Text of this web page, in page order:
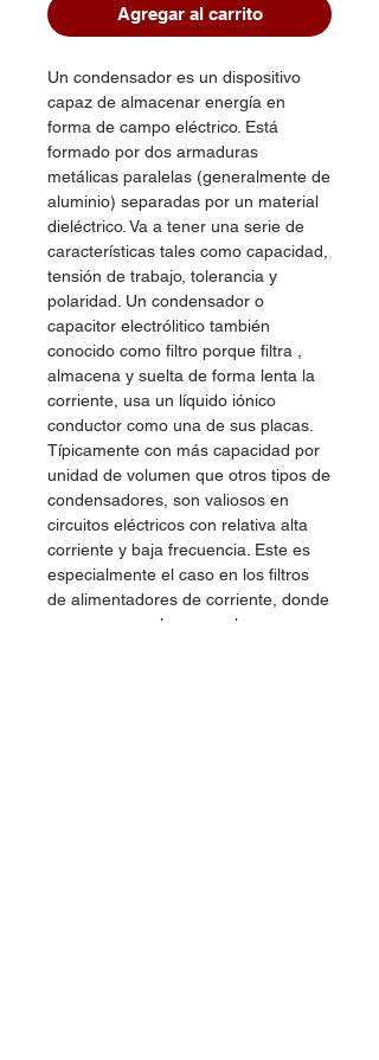
Agregar al carrito
Un condensador es un dispositivo
capaz de almacenar energía en
forma de campo eléctrico. Está
formado por dos armaduras
metálicas paralelas (generalmente de
aluminio) separadas por un material
dieléctrico. Va a tener una serie de
características tales como capacidad,
tensión de trabajo, tolerancia y
polaridad. Un condensador o
capacitor electrólitico también
conocido como filtro porque filtra ,
almacena y suelta de forma lenta la
corriente, usa un líquido iónico
conductor como una de sus placas.
Típicamente con más capacidad por
unidad de volumen que otros tipos de
condensadores, son valiosos en
circuitos eléctricos con relativa alta
corriente y baja frecuencia. Este es
especialmente el caso en los filtros
de alimentadores de corriente, donde
se usan para almacenar la carga, y